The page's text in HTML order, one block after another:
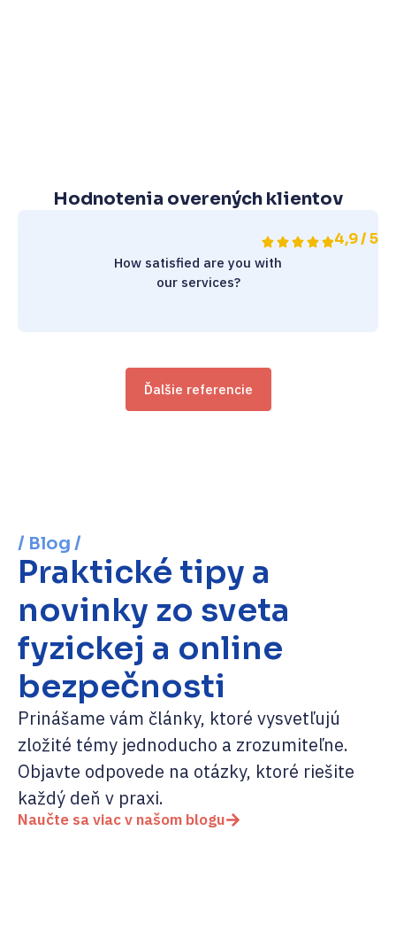
Hodnotenia overených klientov
4,9 / 5
How satisfied are you with
our services?
Ďalšie referencie
/ Blog /
Praktické tipy a
novinky zo sveta
fyzickej a online
bezpečnosti
Prinášame vám články, ktoré vysvetľujú
zložité témy jednoducho a zrozumiteľne.
Objavte odpovede na otázky, ktoré riešite
každý deň v praxi.
Naučte sa viac v našom blogu